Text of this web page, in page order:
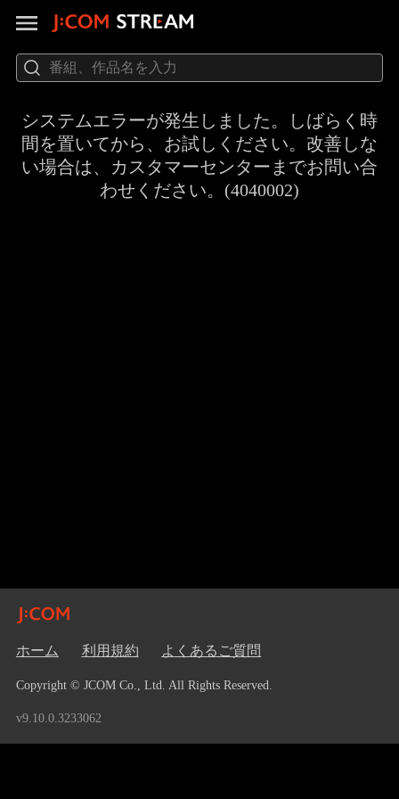
システムエラーが発生しました。しばらく時
間を置いてから、お試しください。改善しな
い場合は、カスタマーセンターまでお問い合
わせください。(4040002)
ホーム 利用規約 よくあるご質問
Copyright © JCOM Co., Ltd. All Rights Reserved.
v9.10.0.3233062